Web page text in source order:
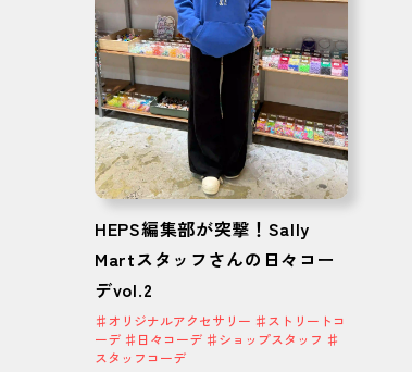
HEPS編集部が突撃！Sally
Martスタッフさんの日々コー
デvol.2
♯オリジナルアクセサリー ♯ストリートコ
ーデ ♯日々コーデ ♯ショップスタッフ ♯
スタッフコーデ